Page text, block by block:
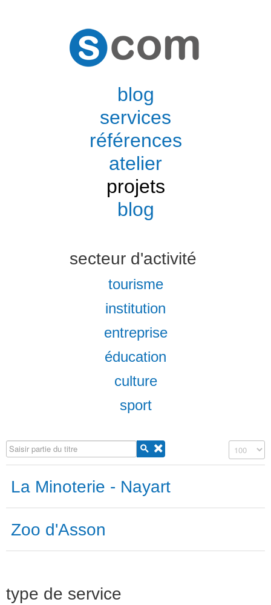
blog
services
références
atelier
projets
blog
secteur d'activité
tourisme
institution
entreprise
éducation
culture
sport
Saisir partie du titre Affichage #
La Minoterie - Nayart
Zoo d'Asson
type de service